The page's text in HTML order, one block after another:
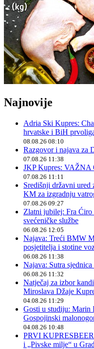
Najnovije
Adria Ski Kupres:
hrvatske i BiH
08.08.26 08:10
Razgovor i najava za
07.08.26 11:38
JKP Kupres: VAŽNA
07.08.26 11:11
Središnji državni
KM za izgradnju
07.08.26 09:27
Zlatni jubilej: Fra Ćiro
svećeničke službe
06.08.26 12:05
Najava: Treći BMW
posjetitelja i stotine
06.08.26 11:38
Najava: Sutra
06.08.26 11:32
Natječaj za izbor
Miroslava Džaje
04.08.26 11:29
Gosti u studiju:
Gospojinski
04.08.26 10:48
PRVI
i „Pivske milje“ u